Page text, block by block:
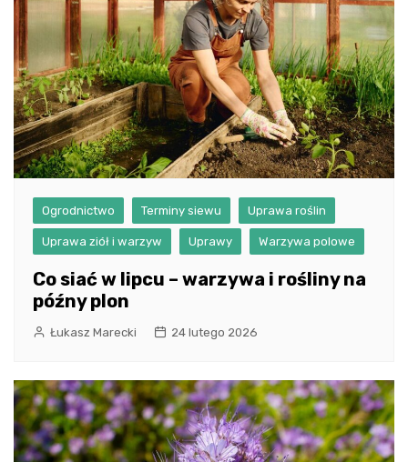
Ogrodnictwo Terminy siewu Uprawa roślin
Uprawa ziół i warzyw Uprawy Warzywa polowe
Co siać w lipcu – warzywa i rośliny na
późny plon
Łukasz Marecki 24 lutego 2026